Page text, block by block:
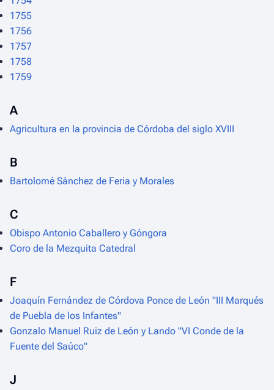
1755
1756
1757
1758
1759
A
Agricultura en la provincia de Córdoba del siglo XVIII
B
Bartolomé Sánchez de Feria y Morales
C
Obispo Antonio Caballero y Góngora
Coro de la Mezquita Catedral
F
Joaquín Fernández de Córdova Ponce de León "III Marqués
de Puebla de los Infantes"
Gonzalo Manuel Ruiz de León y Lando "VI Conde de la
Fuente del Saúco"
J